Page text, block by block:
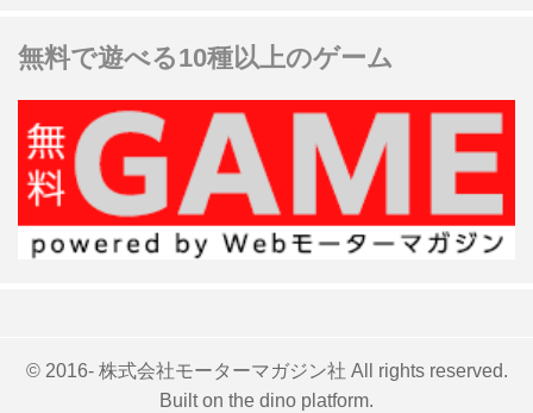
無料で遊べる10種以上のゲーム
© 2016- 株式会社モーターマガジン社 All rights reserved.
Built on the dino platform.